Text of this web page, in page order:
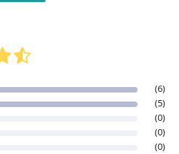
(6)
(5)
(0)
(0)
(0)